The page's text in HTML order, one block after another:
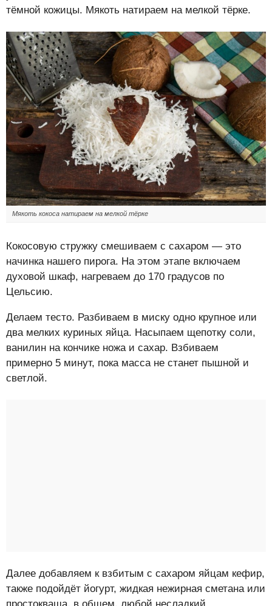
тёмной кожицы. Мякоть натираем на мелкой тёрке.
Мякоть кокоса натираем на мелкой тёрке
Кокосовую стружку смешиваем с сахаром — это
начинка нашего пирога. На этом этапе включаем
духовой шкаф, нагреваем до 170 градусов по
Цельсию.
Делаем тесто. Разбиваем в миску одно крупное или
два мелких куриных яйца. Насыпаем щепотку соли,
ванилин на кончике ножа и сахар. Взбиваем
примерно 5 минут, пока масса не станет пышной и
светлой.
Далее добавляем к взбитым с сахаром яйцам кефир,
также подойдёт йогурт, жидкая нежирная сметана или
простокваша, в общем, любой несладкий